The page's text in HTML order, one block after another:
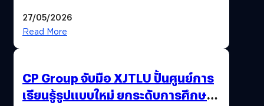
27/05/2026
Read More
CP Group จับมือ XJTLU ปั้นศูนย์การ
เรียนรู้รูปแบบใหม่ ยกระดับการศึกษา